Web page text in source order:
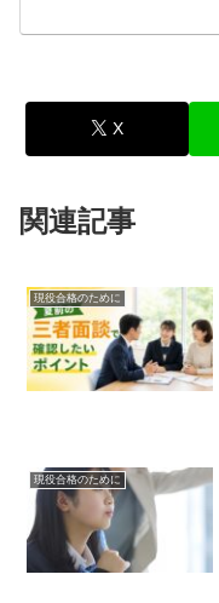
X
関連記事
現役合格のために
現役合格のために